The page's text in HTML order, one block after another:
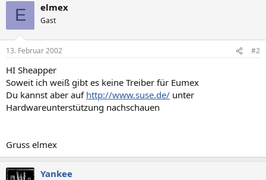
E elmex
Gast
13. Februar 2002 #2
HI Sheapper
Soweit ich weiß gibt es keine Treiber für Eumex
Du kannst aber auf http://www.suse.de/ unter
Hardwareunterstützung nachschauen
Gruss elmex
Yankee